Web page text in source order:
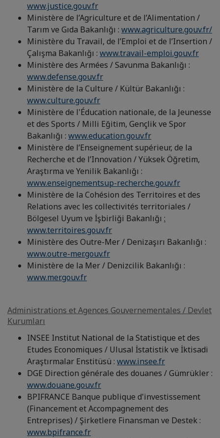
www.justice.gouv.fr
Ministère de l’Agriculture et de l’Alimentation /
Tarım ve Gıda Bakanlığı : www.agriculture.gouv.fr/
Ministère du Travail, de l’Emploi et de l’Insertion /
Çalışma Bakanlığı : www.travail-emploi.gouv.fr
Ministère des Armées / Savunma Bakanlığı :
www.defense.gouv.fr
Ministère de la Culture / Kültür Bakanlığı :
www.culture.gouv.fr
Ministère de l'Éducation nationale, de la Jeunesse
et des Sports / Milli Eğitim, Gençlik ve Spor
Bakanlığı : www.education.gouv.fr
Ministère de l’Enseignement supérieur, de la
Recherche et de l’Innovation / Yüksek Öğretim,
Araştırma ve Yenilik Bakanlığı :
www.enseignementsup-recherche.gouv.fr
Ministère de la Cohésion des Territoires et des
Relations avec les collectivités territoriales /
Bölgesel Uyum ve İşbirliği Bakanlığı :
www.territoires.gouv.fr
Ministère des Outre-Mer / Denizaşırı Bakanlığı :
www.outre-mer.gouv.fr
Ministère de la Mer / Denizcilik Bakanlığı :
www.mer.gouv.fr
Administrations et Agences Gouvernementales / Devlet
Kurumları
INSEE Institut National de la Statistique et des
Etudes Economiques / Ulusal İstatistik ve İktisadi
Araştırmalar Enstitüsü : www.insee.fr
DGE Direction générale des douanes / Gümrükler :
www.douane.gouv.fr
BPIFRANCE Banque publique d'investissement
(Financement et Accompagnement des
Entreprises) / Şirketlere Finansman ve Destek :
www.bpifrance.fr